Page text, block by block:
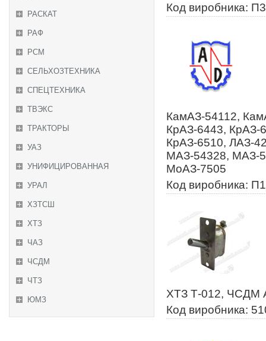
РАСКАТ
РАФ
РСМ
СЕЛЬХОЗТЕХНИКА
СПЕЦТЕХНИКА
ТВЭКС
ТРАКТОРЫ
УАЗ
УНИФИЦИРОВАННАЯ
УРАЛ
ХЗТСШ
ХТЗ
ЧАЗ
ЧСДМ
ЧТЗ
ЮМЗ
Код виробника:
КамАЗ-54112,
КрАЗ-6443, КрАЗ-
КрАЗ-6510, ЛАЗ-
МАЗ-54328, МАЗ-
МоАЗ-7505
Код виробника:
ХТЗ Т-012, ЧСДМ
Код виробника: